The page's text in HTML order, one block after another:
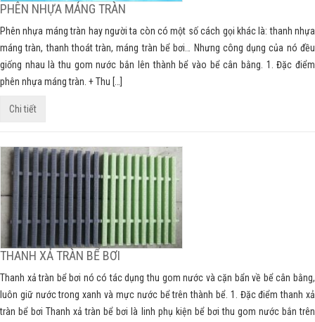
PHÊN NHỰA MÁNG TRÀN
Phên nhựa máng tràn hay người ta còn có một số cách gọi khác là: thanh nhựa
máng tràn, thanh thoát tràn, máng tràn bể bơi… Nhưng công dụng của nó đều
giống nhau là thu gom nước bắn lên thành bể vào bể cân bằng. 1. Đặc điểm
phên nhựa máng tràn. + Thu […]
Chi tiết
THANH XẢ TRÀN BỂ BƠI
Thanh xả tràn bể bơi nó có tác dụng thu gom nước và cặn bẩn về bể cân bằng,
luôn giữ nước trong xanh và mực nước bể trên thành bể. 1. Đặc điểm thanh xả
tràn bể bơi Thanh xả tràn bể bơi là linh phụ kiện bể bơi thu gom nước bắn trên